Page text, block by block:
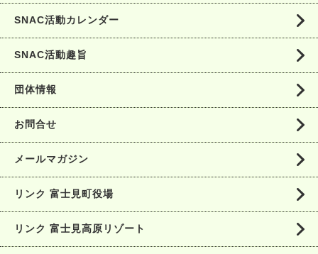
SNAC活動カレンダー
SNAC活動趣旨
団体情報
お問合せ
メールマガジン
リンク 富士見町役場
リンク 富士見高原リゾート